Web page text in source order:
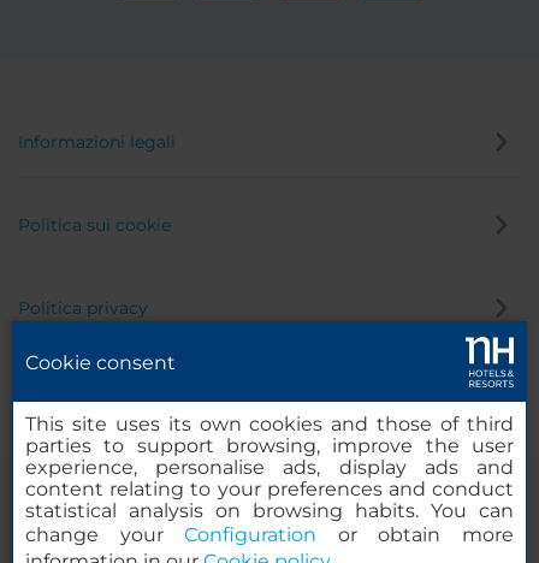
Informazioni legali
Politica sui cookie
Politica privacy
Cookie consent
This site uses its own cookies and those of third
parties to support browsing, improve the user
experience, personalise ads, display ads and
content relating to your preferences and conduct
statistical analysis on browsing habits. You can
change yourConfiguration or obtain more